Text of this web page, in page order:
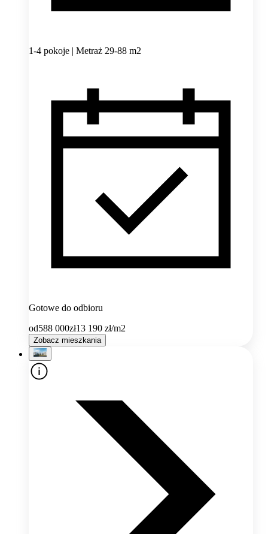
1-4 pokoje | Metraż 29-88 m2
Gotowe do odbioru
od588 000zł13 190 zł/m2
Zobacz mieszkania